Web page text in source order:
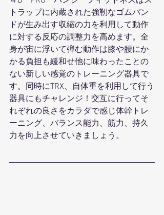
トラップに内蔵された強靭なゴムバン
ドが生み出す収縮の力を利用して動作
に対する反応の調整力を高めます。全
身が宙に浮いて弾む動作は膝や腰にか
かる負担も緩和せ他に味わったことの
ない新しい感覚のトレーニング器具で
す。同時にTRX、自体重を利用して行う
器具にもチャレンジ！交互に行ってそ
れぞれの良さをカラダで感じ体幹トレ
ーニング、バランス能力、筋力、持久
力を向上させていきましょう。